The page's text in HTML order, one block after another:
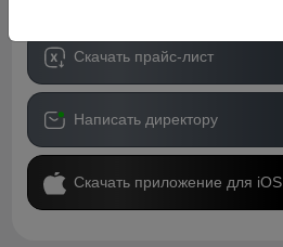
Скачать прайс-лист
Написать директору
Скачать приложение для iOS